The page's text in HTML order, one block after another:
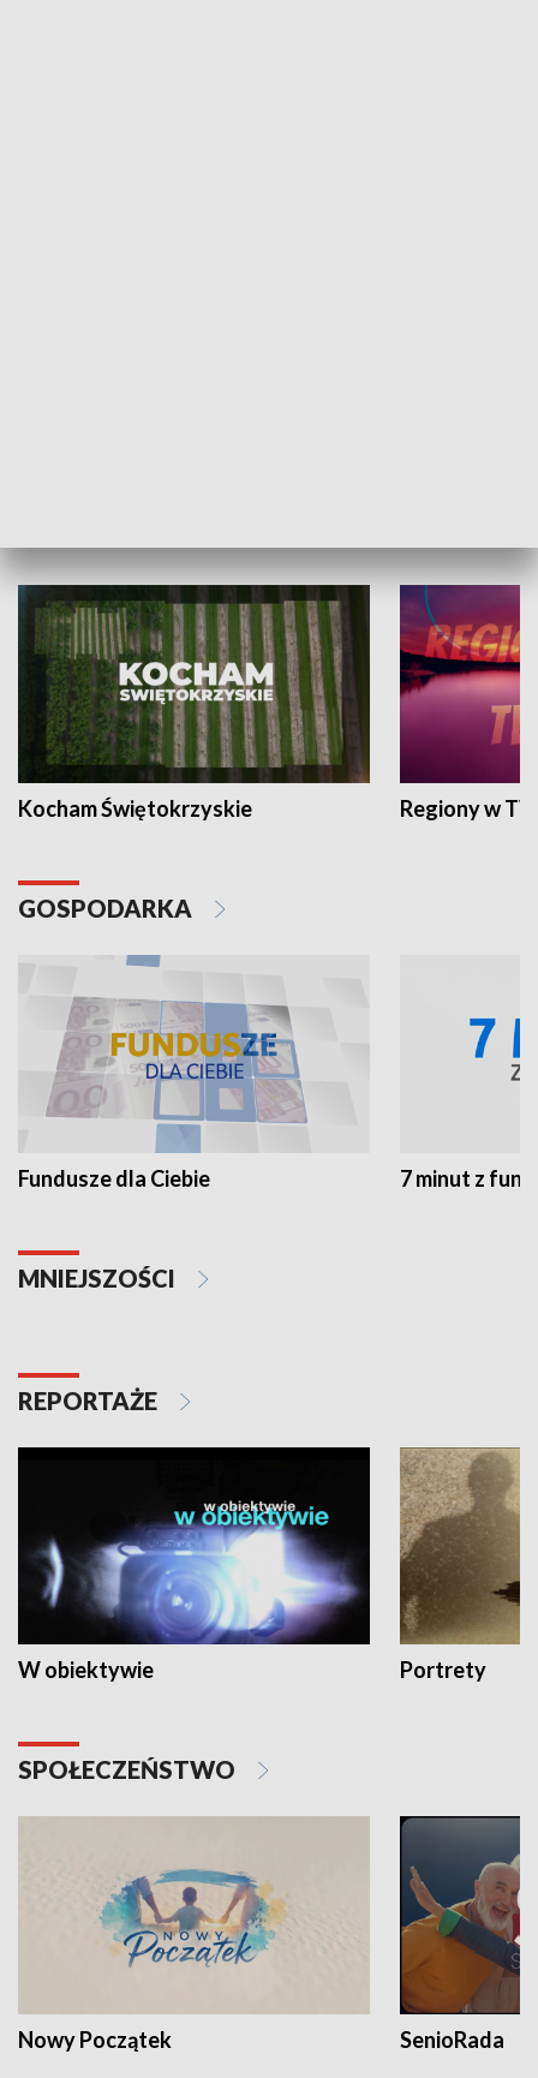
Kocham Świętokrzyskie Regiony w
GOSPODARKA
Fundusze dla Ciebie 7 minut z
MNIEJSZOŚCI
REPORTAŻE
W obiektywie Portrety
SPOŁECZEŃSTWO
Nowy Początek SenioRada